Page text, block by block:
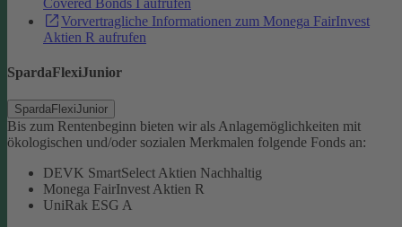
Vorvertragliche Informationen zum Monega FairInvest
Aktien R aufrufen
SpardaFlexiJunior
SpardaFlexiJunior
Bis zum Rentenbeginn bieten wir als Anlagemöglichkeiten mit
ökologischen und/oder sozialen Merkmalen folgende Fonds an:
DEVK SmartSelect Aktien Nachhaltig
Monega FairInvest Aktien R
UniRak ESG A